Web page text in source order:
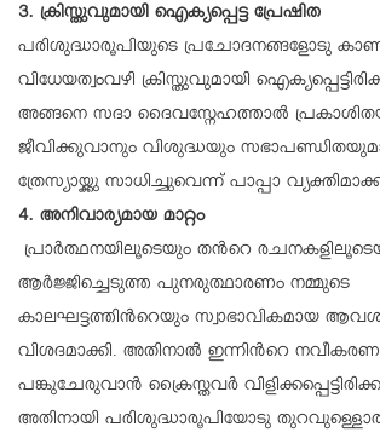
3. ക്രിസ്തുവുമായി ഐക്യപ്പെട്ട പ്രേഷിത
പരിശുദ്ധാരൂപിയുടെ പ്രചോദനങ്ങളോടു
വിധേയത്വംവഴി ക്രിസ്തുവുമായി
അങ്ങനെ സദാ ദൈവസ്നേഹത്താൽ
ജീവിക്കുവാനും വിശുദ്ധയും
ത്രേസ്യായ്ക്കു സാധിച്ചുവെന്ന് പാപ്പാ
4. അനിവാര്യമായ മാറ്റം
പ്രാർത്ഥനയിലൂടെയും തന്‍റെ
ആർജ്ജിച്ചെടുത്ത പുനരുത്ഥാരണം നമ്മുടെ
കാലഘട്ടത്തിന്‍റെയും സ്വാഭാവികമായ
വിശദമാക്കി. അതിനാൽ ഇന്നിന്‍റെ നവീകരണ
പങ്കുചേരുവാൻ ക്രൈസ്തവർ
അതിനായി പരിശുദ്ധാരൂപിയോടു തുറവുള്ളൊരു